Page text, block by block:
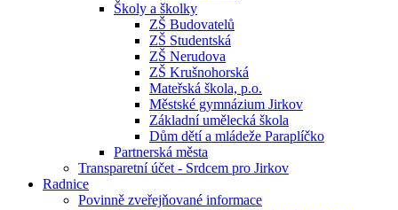
Školy a školky
ZŠ Budovatelů
ZŠ Studentská
ZŠ Nerudova
ZŠ Krušnohorská
Mateřská škola, p.o.
Městské gymnázium Jirkov
Základní umělecká škola
Dům dětí a mládeže Paraplíčko
Partnerská města
Transparetní účet - Srdcem pro Jirkov
Radnice
Povinně zveřejňované informace